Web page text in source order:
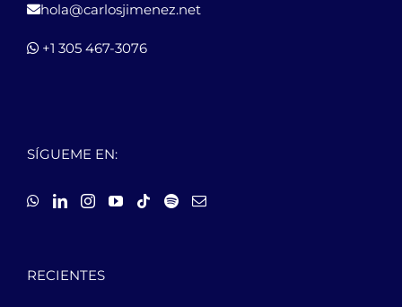
hola@carlosjimenez.net
+1 305 467-3076
SÍGUEME EN:
RECIENTES